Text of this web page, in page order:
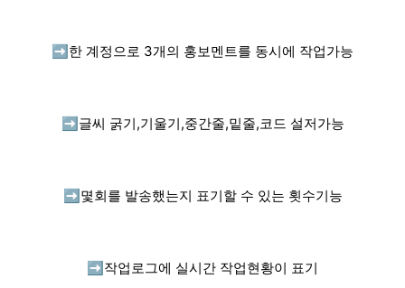
➡️ 한 계정으로 3개의 홍보멘트를 동시에 작업가능
➡️ 글씨 굵기,기울기,중간줄,밑줄,코드 설저가능
➡️ 몇회를 발송했는지 표기할 수 있는 횟수기능
➡️ 작업로그에 실시간 작업현황이 표기